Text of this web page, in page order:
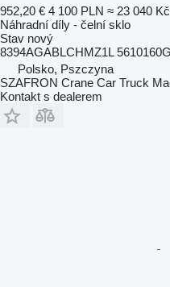
952,20 € 4 100 PLN ≈ 23 040 Kč
Náhradní díly - čelní sklo
Stav nový
8394AGABLCHMZ1L
Polsko, Pszczyna
SZAFRON Crane Car Truck
Kontakt s dealerem